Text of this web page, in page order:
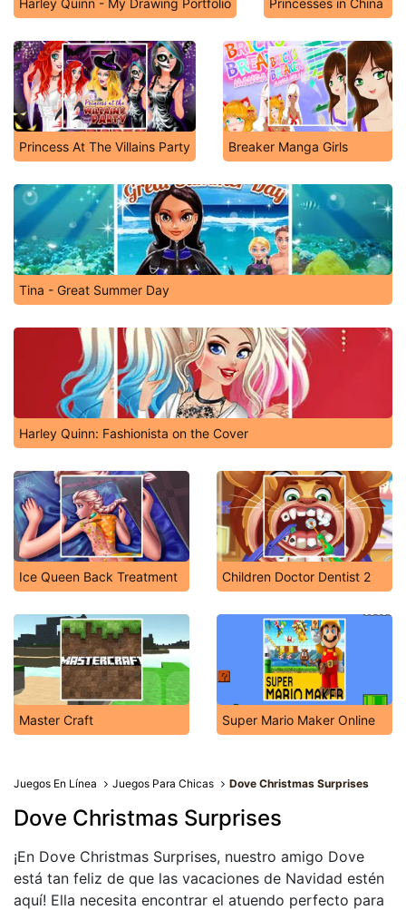
Harley Quinn - My Drawing Portfolio Princesses in China
Princess At The Villains Party Breaker Manga Girls
Tina - Great Summer Day
Harley Quinn: Fashionista on the Cover
Ice Queen Back Treatment Children Doctor Dentist 2
Master Craft Super Mario Maker Online
Juegos En Línea Juegos Para Chicas Dove Christmas Surprises
Dove Christmas Surprises
¡En Dove Christmas Surprises, nuestro amigo Dove
está tan feliz de que las vacaciones de Navidad estén
aquí! Ella necesita encontrar el atuendo perfecto para